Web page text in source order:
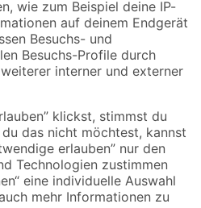
Versandarten